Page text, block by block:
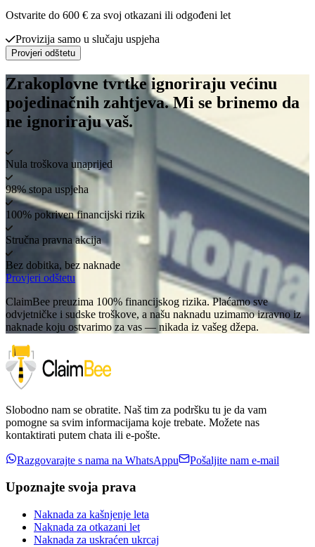
Ostvarite do 600 € za svoj otkazani ili odgođeni let
Provizija samo u slučaju uspjeha
Provjeri odštetu
Zrakoplovne tvrtke ignoriraju većinu
pojedinačnih zahtjeva. Mi se brinemo da
ne ignoriraju vaš.
Nula troškova unaprijed
98% stopa uspjeha
100% pokriven financijski rizik
Stručna pravna akcija
Bez dobitka, bez naknade
Provjeri odštetu
ClaimBee preuzima 100% financijskog rizika. Plaćamo sve
odvjetničke i sudske troškove, a našu naknadu uzimamo izravno iz
naknade koju ostvarimo za vas — nikada iz vašeg džepa.
Slobodno nam se obratite. Naš tim za podršku tu je da vam
pomogne sa svim informacijama koje trebate. Možete nas
kontaktirati putem chata ili e-pošte.
Razgovarajte s nama na WhatsAppu Pošaljite nam e-mail
Upoznajte svoja prava
Naknada za kašnjenje leta
Naknada za otkazani let
Naknada za uskraćen ukrcaj